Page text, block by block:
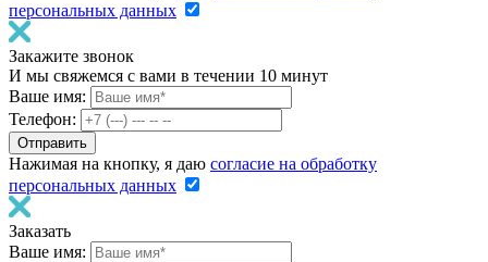
персональных данных
Закажите звонок
И мы свяжемся с вами в течении 10 минут
Ваше имя:
Телефон:
Нажимая на кнопку, я даю согласие на обработку
персональных данных
Заказать
Ваше имя: